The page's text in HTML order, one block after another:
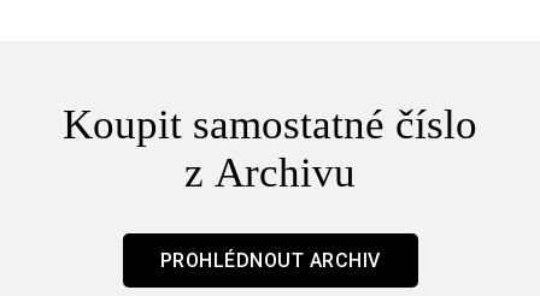
Koupit samostatné číslo
z Archivu
PROHLÉDNOUT ARCHIV